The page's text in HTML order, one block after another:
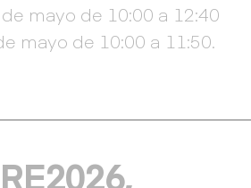
mayo de 10:00 a 12:40
mayo de 10:00 a 11:50.